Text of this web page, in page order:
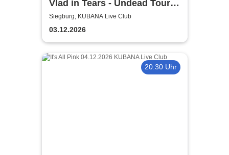
Vlad in Tears - Undead Tour
2026
Siegburg, KUBANA Live Club
03.12.2026
20:30 Uhr